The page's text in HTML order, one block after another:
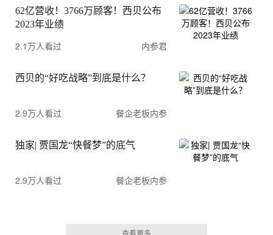
62亿营收！3766万顾客！西贝公布
2023年业绩
2.1万人看过 内参君
西贝的“好吃战略”到底是什么？
2.9万人看过 餐企老板内参
独家| 贾国龙“快餐梦”的底气
2.9万人看过 餐企老板内参